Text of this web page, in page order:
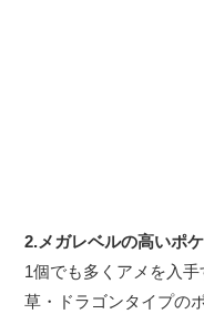
2.メガレベルの高いポ
1個でも多くアメを入
草・ドラゴンタイプの